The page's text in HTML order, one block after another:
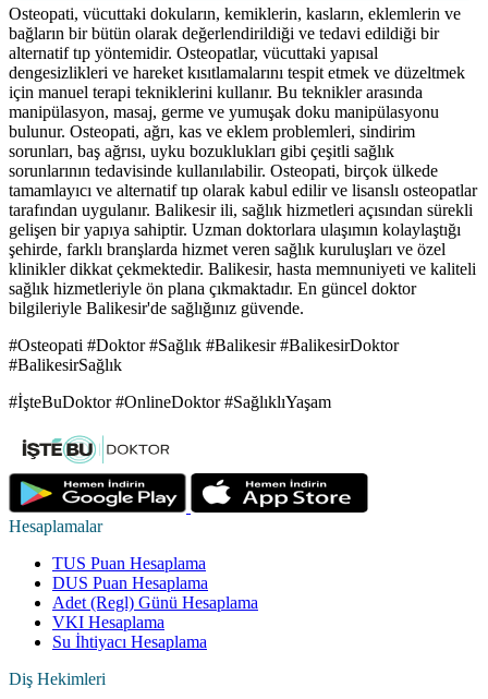
Osteopati, vücuttaki dokuların, kemiklerin, kasların, eklemlerin ve
bağların bir bütün olarak değerlendirildiği ve tedavi edildiği bir
alternatif tıp yöntemidir. Osteopatlar, vücuttaki yapısal
dengesizlikleri ve hareket kısıtlamalarını tespit etmek ve düzeltmek
için manuel terapi tekniklerini kullanır. Bu teknikler arasında
manipülasyon, masaj, germe ve yumuşak doku manipülasyonu
bulunur. Osteopati, ağrı, kas ve eklem problemleri, sindirim
sorunları, baş ağrısı, uyku bozuklukları gibi çeşitli sağlık
sorunlarının tedavisinde kullanılabilir. Osteopati, birçok ülkede
tamamlayıcı ve alternatif tıp olarak kabul edilir ve lisanslı osteopatlar
tarafından uygulanır. Balikesir ili, sağlık hizmetleri açısından sürekli
gelişen bir yapıya sahiptir. Uzman doktorlara ulaşımın kolaylaştığı
şehirde, farklı branşlarda hizmet veren sağlık kuruluşları ve özel
klinikler dikkat çekmektedir. Balikesir, hasta memnuniyeti ve kaliteli
sağlık hizmetleriyle ön plana çıkmaktadır. En güncel doktor
bilgileriyle Balikesir'de sağlığınız güvende.
#Osteopati #Doktor #Sağlık #Balikesir #BalikesirDoktor
#BalikesirSağlık
#İşteBuDoktor #OnlineDoktor #SağlıklıYaşam
Hesaplamalar
TUS Puan Hesaplama
DUS Puan Hesaplama
Adet (Regl) Günü Hesaplama
VKI Hesaplama
Su İhtiyacı Hesaplama
Diş Hekimleri